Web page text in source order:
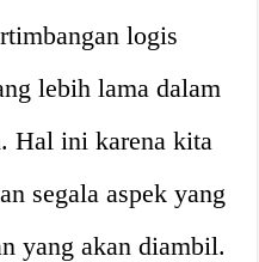
logis
lebih lama dalam
Hal ini karena kita
segala aspek yang
yang akan diambil.